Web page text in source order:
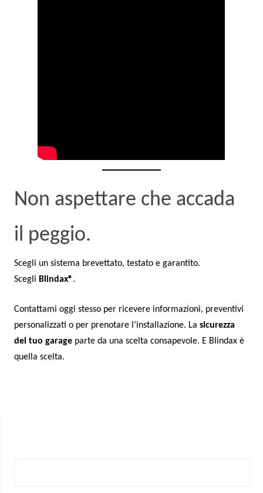
Non aspettare che accada
il peggio.
Scegli un sistema brevettato, testato e garantito.
Scegli Blindax®.
Contattami oggi stesso per ricevere informazioni, preventivi
personalizzati o per prenotare l’installazione. Lasicurezza
del tuo garage parte da una scelta consapevole. E Blindax è
quella scelta.